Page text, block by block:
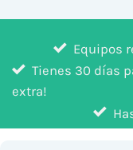
Equipos
Tienes 30 días
extra!